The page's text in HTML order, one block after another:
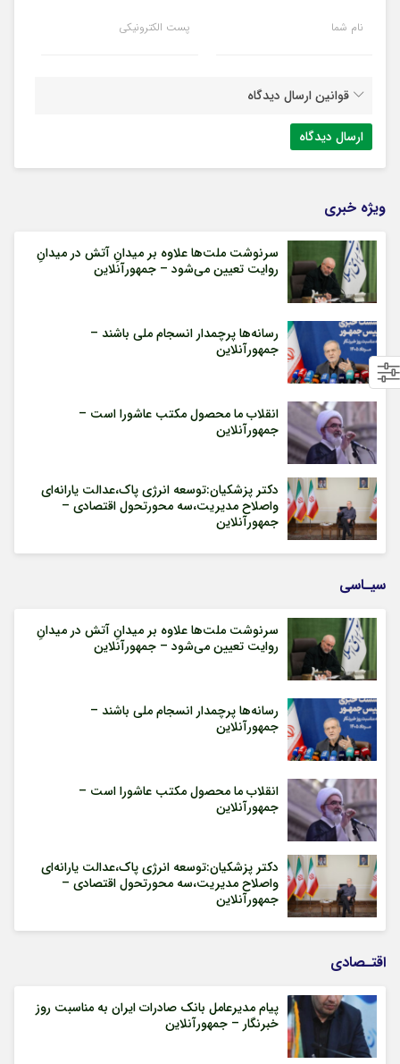
نام شما پست الکترونیکی
قوانین ارسال دیدگاه
ویژه خبری
سرنوشت ملت‌ها علاوه بر میدانِ آتش در میدانِ
روایت تعیین می‌شود – جمهورآنلاین
رسانه‌ها پرچمدار انسجام ملی باشند –
جمهورآنلاین
انقلاب ما محصول مکتب عاشورا است –
جمهورآنلاین
دکتر پزشکیان:توسعه انرژی پاک،عدالت یارانه‌ای
واصلاح مدیریت،سه محورتحول اقتصادی –
جمهورآنلاین
سیـاسی
سرنوشت ملت‌ها علاوه بر میدانِ آتش در میدانِ
روایت تعیین می‌شود – جمهورآنلاین
رسانه‌ها پرچمدار انسجام ملی باشند –
جمهورآنلاین
انقلاب ما محصول مکتب عاشورا است –
جمهورآنلاین
دکتر پزشکیان:توسعه انرژی پاک،عدالت یارانه‌ای
واصلاح مدیریت،سه محورتحول اقتصادی –
جمهورآنلاین
اقتـصادی
پیام مدیرعامل بانک صادرات ایران به مناسبت روز
خبرنگار – جمهورآنلاین